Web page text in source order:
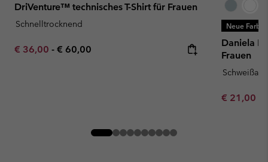
DriVenture™ technisches T-Shirt für Frauen
Schnelltrocknend
Minimum sale price:
€ 36,00 - Maximum price:
€ 60,00
Neue
Daniela
Frauen
Minimum
€ 21,00